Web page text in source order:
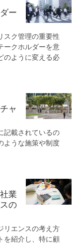
ー
スク管理の重要性
ークホルダーを意
のように変える必
ャ
記載されているの
ような施策や制度
業
の
リエンスの考え方
を紹介し、特に顧